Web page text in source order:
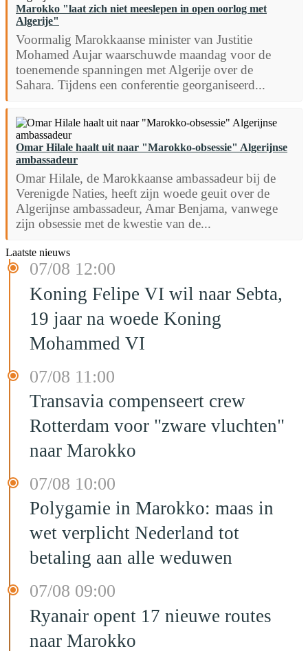
Marokko "laat zich niet meeslepen in open oorlog met
Algerije"
Voormalig Marokkaanse minister van Justitie
Mohamed Aujar waarschuwde maandag voor de
toenemende spanningen met Algerije over de
Sahara. Tijdens een conferentie georganiseerd...
Omar Hilale haalt uit naar "Marokko-obsessie" Algerijnse
ambassadeur
Omar Hilale, de Marokkaanse ambassadeur bij de
Verenigde Naties, heeft zijn woede geuit over de
Algerijnse ambassadeur, Amar Benjama, vanwege
zijn obsessie met de kwestie van de...
Laatste nieuws
07/08 12:00
Koning Felipe VI wil naar Sebta,
19 jaar na woede Koning
Mohammed VI
07/08 11:00
Transavia compenseert crew
Rotterdam voor "zware vluchten"
naar Marokko
07/08 10:00
Polygamie in Marokko: maas in
wet verplicht Nederland tot
betaling aan alle weduwen
07/08 09:00
Ryanair opent 17 nieuwe routes
naar Marokko